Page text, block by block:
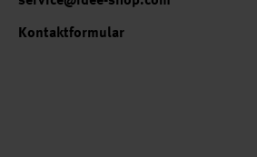
Kontaktformular